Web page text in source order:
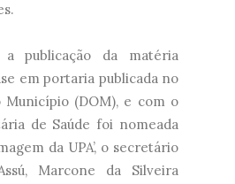
a publicação da matéria
em portaria publicada no
Município (DOM), e com o
de Saúde foi nomeada
da UPA’, o secretário
Marcone da Silveira